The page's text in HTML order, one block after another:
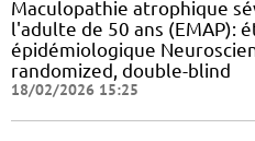
Maculopathie atrophique
l'adulte de 50 ans (EMAP):
épidémiologique
randomized, double-blind
18/02/2026 15:25